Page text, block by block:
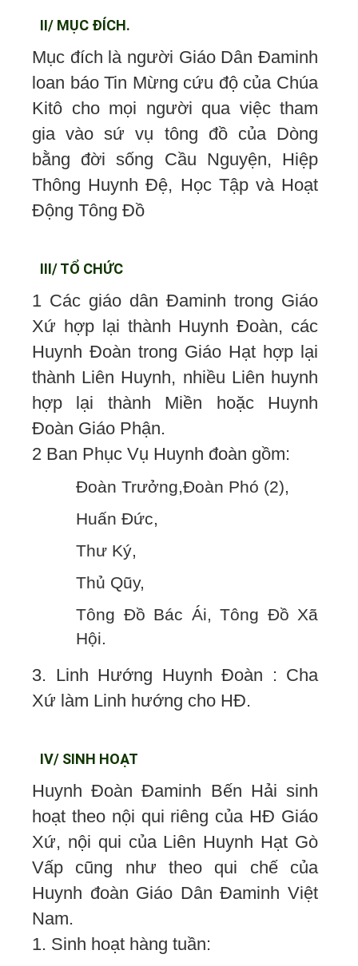
II/ MỤC ĐÍCH.
Mục đích là người Giáo Dân Đaminh
loan báo Tin Mừng cứu độ của Chúa
Kitô cho mọi người qua việc tham
gia vào sứ vụ tông đồ của Dòng
bằng đời sống Cầu Nguyện, Hiệp
Thông Huynh Đệ, Học Tập và Hoạt
Động Tông Đồ
III/ TỔ CHỨC
1 Các giáo dân Đaminh trong Giáo
Xứ hợp lại thành Huynh Đoàn, các
Huynh Đoàn trong Giáo Hạt hợp lại
thành Liên Huynh, nhiều Liên huynh
hợp lại thành Miền hoặc Huynh
Đoàn Giáo Phận.
2 Ban Phục Vụ Huynh đoàn gồm:
Đoàn Trưởng,Đoàn Phó (2),
Huấn Đức,
Thư Ký,
Thủ Qũy,
Tông Đồ Bác Ái, Tông Đồ Xã
Hội.
3. Linh Hướng Huynh Đoàn : Cha
Xứ làm Linh hướng cho HĐ.
IV/ SINH HOẠT
Huynh Đoàn Đaminh Bến Hải sinh
hoạt theo nội qui riêng của HĐ Giáo
Xứ, nội qui của Liên Huynh Hạt Gò
Vấp cũng như theo qui chế của
Huynh đoàn Giáo Dân Đaminh Việt
Nam.
1. Sinh hoạt hàng tuần: